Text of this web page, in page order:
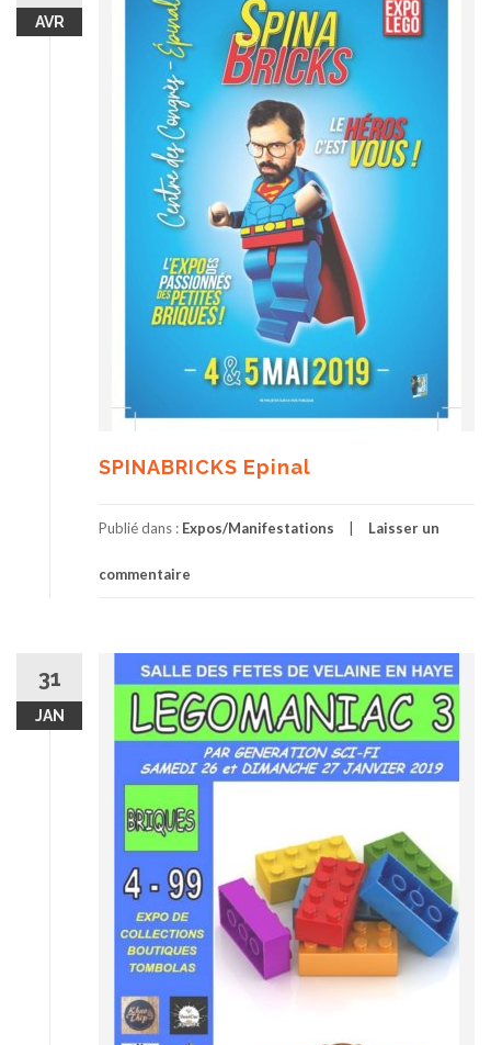
AVR
SPINABRICKS Epinal
Publié dans : Expos/Manifestations Laisser un
commentaire
31
JAN